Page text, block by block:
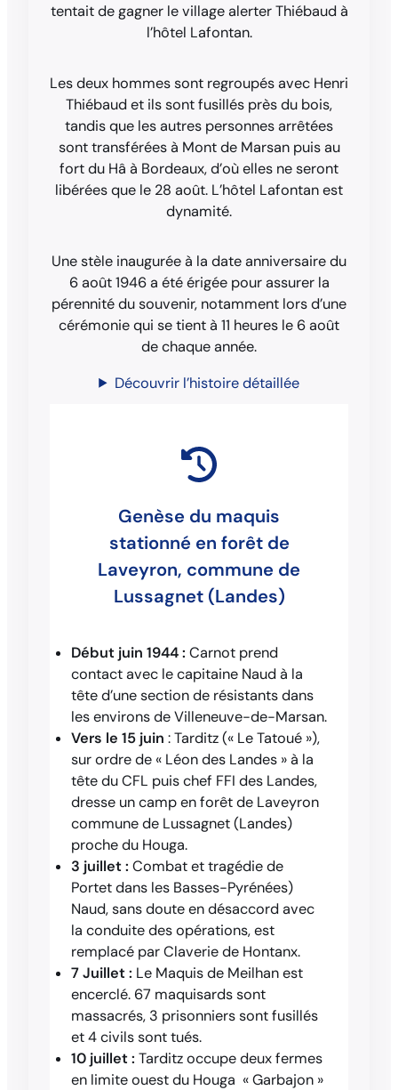
tentait de gagner le village alerter Thiébaud à
l’hôtel Lafontan.
Les deux hommes sont regroupés avec Henri
Thiébaud et ils sont fusillés près du bois,
tandis que les autres personnes arrêtées
sont transférées à Mont de Marsan puis au
fort du Hâ à Bordeaux, d’où elles ne seront
libérées que le 28 août. L’hôtel Lafontan est
dynamité.
Une stèle inaugurée à la date anniversaire du
6 août 1946 a été érigée pour assurer la
pérennité du souvenir, notamment lors d’une
cérémonie qui se tient à 11 heures le 6 août
de chaque année.
Découvrir l’histoire détaillée
Genèse du maquis
stationné en forêt de
Laveyron, commune de
Lussagnet (Landes)
Début juin 1944 : Carnot prend
contact avec le capitaine Naud à la
tête d’une section de résistants dans
les environs de Villeneuve-de-Marsan.
Vers le 15 juin : Tarditz (« Le Tatoué »),
sur ordre de « Léon des Landes » à la
tête du CFL puis chef FFI des Landes,
dresse un camp en forêt de Laveyron
commune de Lussagnet (Landes)
proche du Houga.
3 juillet : Combat et tragédie de
Portet dans les Basses-Pyrénées)
Naud, sans doute en désaccord avec
la conduite des opérations, est
remplacé par Claverie de Hontanx.
7 Juillet : Le Maquis de Meilhan est
encerclé. 67 maquisards sont
massacrés, 3 prisonniers sont fusillés
et 4 civils sont tués.
10 juillet : Tarditz occupe deux fermes
en limite ouest du Houga « Garbajon »